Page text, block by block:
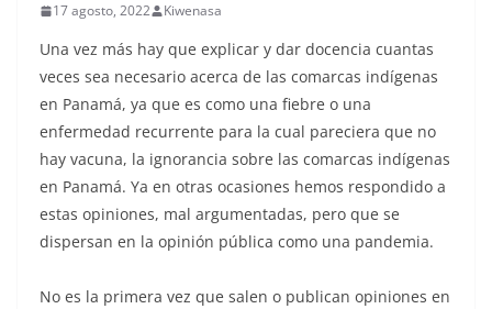
17 agosto, 2022 Kiwenasa
Una vez más hay que explicar y dar docencia cuantas
veces sea necesario acerca de las comarcas indígenas
en Panamá, ya que es como una fiebre o una
enfermedad recurrente para la cual pareciera que no
hay vacuna, la ignorancia sobre las comarcas indígenas
en Panamá. Ya en otras ocasiones hemos respondido a
estas opiniones, mal argumentadas, pero que se
dispersan en la opinión pública como una pandemia.
No es la primera vez que salen o publican opiniones en